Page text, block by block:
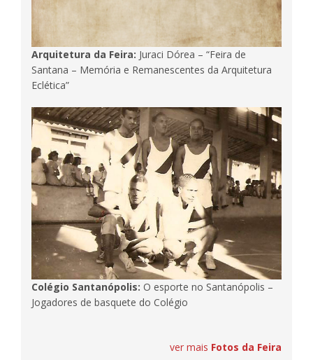
Arquitetura da Feira: Juraci Dórea – “Feira de
Santana – Memória e Remanescentes da Arquitetura
Eclética”
Colégio Santanópolis: O esporte no Santanópolis –
Jogadores de basquete do Colégio
ver mais Fotos da Feira